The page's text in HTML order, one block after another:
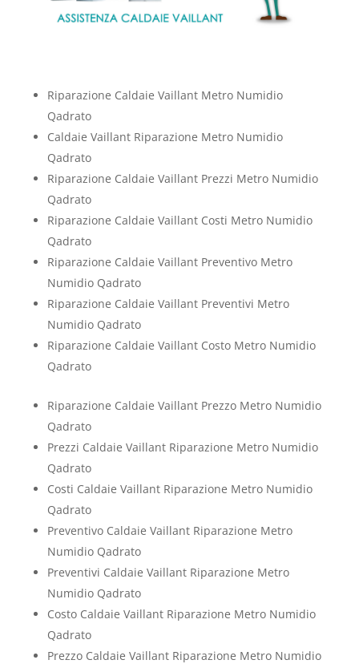
Riparazione Caldaie Vaillant Metro Numidio
Qadrato
Caldaie Vaillant Riparazione Metro Numidio
Qadrato
Riparazione Caldaie Vaillant Prezzi Metro Numidio
Qadrato
Riparazione Caldaie Vaillant Costi Metro Numidio
Qadrato
Riparazione Caldaie Vaillant Preventivo Metro
Numidio Qadrato
Riparazione Caldaie Vaillant Preventivi Metro
Numidio Qadrato
Riparazione Caldaie Vaillant Costo Metro Numidio
Qadrato
Riparazione Caldaie Vaillant Prezzo Metro Numidio
Qadrato
Prezzi Caldaie Vaillant Riparazione Metro Numidio
Qadrato
Costi Caldaie Vaillant Riparazione Metro Numidio
Qadrato
Preventivo Caldaie Vaillant Riparazione Metro
Numidio Qadrato
Preventivi Caldaie Vaillant Riparazione Metro
Numidio Qadrato
Costo Caldaie Vaillant Riparazione Metro Numidio
Qadrato
Prezzo Caldaie Vaillant Riparazione Metro Numidio